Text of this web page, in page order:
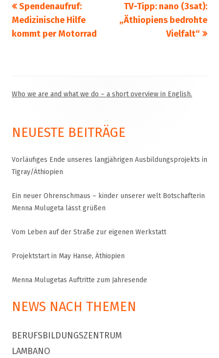
Beitragsnavigation
Vorheriger
Beitrag:
Spendenaufruf:
Medizinische Hilfe
kommt per Motorrad
Nächster
Beitrag
TV-Tipp: nano (3sat):
„Äthiopiens bedrohte
Vielfalt“
Haupt-
Who we are and what we do – a short overview in English.
NEUESTE BEITRÄGE
Vorläufiges Ende unseres langjährigen Ausbildungsprojekts in
Tigray/Äthiopien
Ein neuer Ohrenschmaus – kinder unserer welt Botschafterin
Menna Mulugeta lässt grüßen
Vom Leben auf der Straße zur eigenen Werkstatt
Projektstart in May Hanse, Äthiopien
Menna Mulugetas Auftritte zum Jahresende
NEWS NACH THEMEN
BERUFSBILDUNGSZENTRUM
LAMBANO